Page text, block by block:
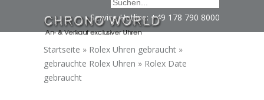
Service Hotline: +49 178 790 8000
Startseite » Rolex Uhren gebraucht »
gebrauchte Rolex Uhren » Rolex Date
gebraucht